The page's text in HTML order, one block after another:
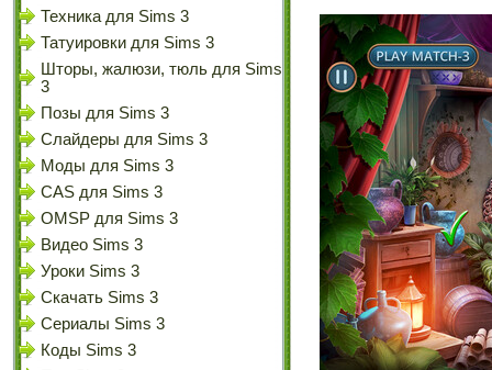
Техника для Sims 3
Татуировки для Sims 3
Шторы, жалюзи, тюль для Sims
3
Позы для Sims 3
Слайдеры для Sims 3
Моды для Sims 3
CAS для Sims 3
OMSP для Sims 3
Видео Sims 3
Уроки Sims 3
Скачать Sims 3
Сериалы Sims 3
Коды Sims 3